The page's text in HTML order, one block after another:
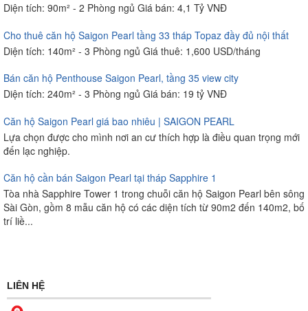
Diện tích: 90m² - 2 Phòng ngủ Giá bán: 4,1 Tỷ VNĐ
Cho thuê căn hộ Saigon Pearl tầng 33 tháp Topaz đầy đủ nội thất
Diện tích: 140m² - 3 Phòng ngủ Giá thuê: 1,600 USD/tháng
Bán căn hộ Penthouse Saigon Pearl, tầng 35 view city
Diện tích: 240m² - 3 Phòng ngủ Giá bán: 19 tỷ VNĐ
Căn hộ Saigon Pearl giá bao nhiêu | SAIGON PEARL
Lựa chọn được cho mình nơi an cư thích hợp là điều quan trọng mới
đến lạc nghiệp.
Căn hộ cần bán Saigon Pearl tại tháp Sapphire 1
Tòa nhà Sapphire Tower 1 trong chuỗi căn hộ Saigon Pearl bên sông
Sài Gòn, gồm 8 mẫu căn hộ có các diện tích từ 90m2 đến 140m2, bố
trí liề...
LIÊN HỆ